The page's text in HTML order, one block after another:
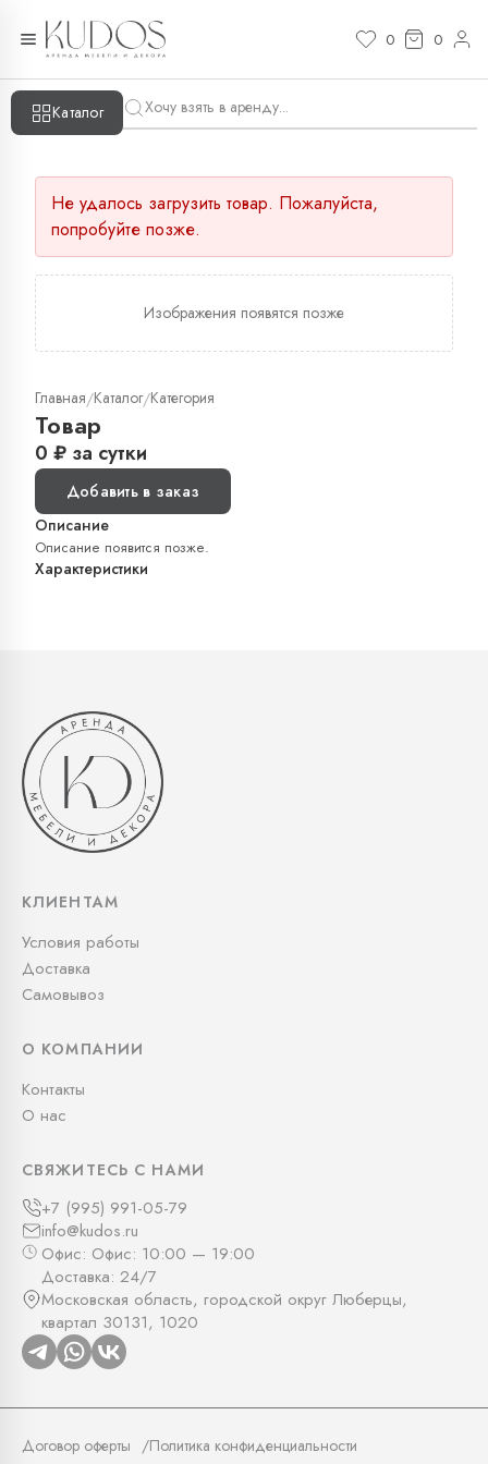
0 0
Каталог
Не удалось загрузить товар. Пожалуйста,
попробуйте позже.
Изображения появятся позже
Главная/Каталог/Категория
Товар
0 ₽ за сутки
Добавить в заказ
Описание
Описание появится позже.
Характеристики
КЛИЕНТАМ
Условия работы
Доставка
Самовывоз
О КОМПАНИИ
Контакты
О нас
СВЯЖИТЕСЬ С НАМИ
+7 (995) 991-05-79
info@kudos.ru
Офис: Офис: 10:00 — 19:00
Доставка: 24/7
Московская область, городской округ Люберцы,
квартал 30131, 1020
Договор оферты Политика конфиденциальности